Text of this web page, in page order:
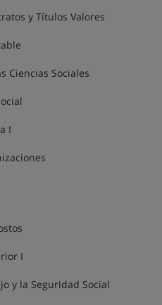
y Títulos Valores
Ciencias Sociales
I
I
y la Seguridad Social